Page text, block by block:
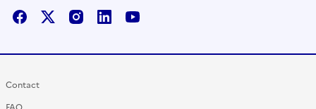
FacebookX / TwitterInstagram
LinkedInYoutube
Contact
FAQ